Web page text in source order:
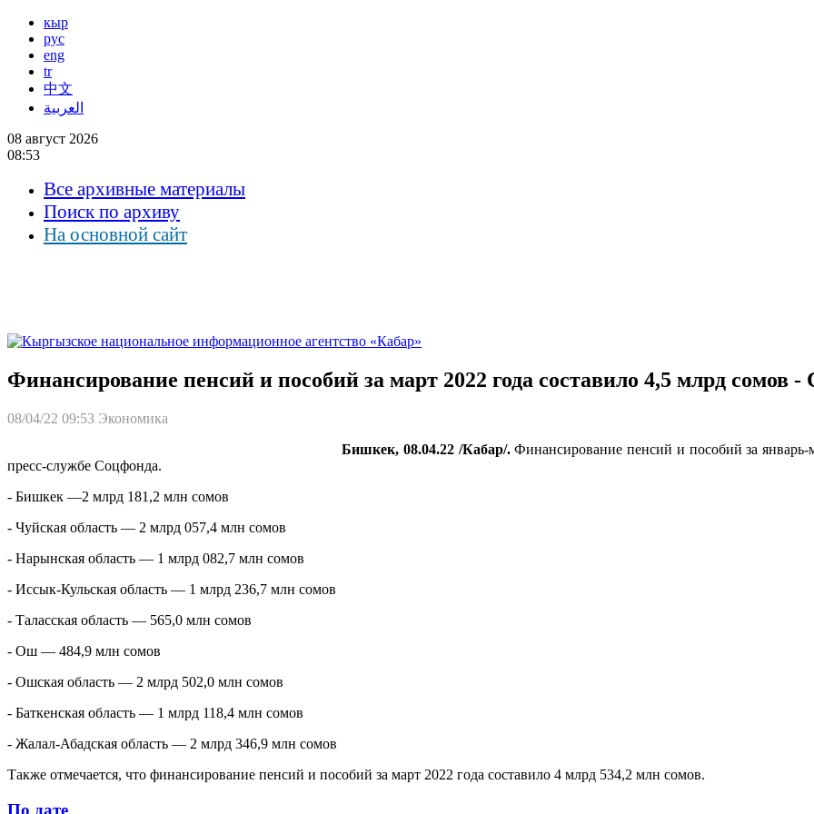
кыр
рус
eng
tr
中文
العربية
08 август 2026
08:53
Все архивные материалы
Поиск по архиву
На основной сайт
Финансирование пенсий и пособий за март 2022 года составило 4,5 млрд сомов
08/04/22 09:53 Экономика
Бишкек, 08.04.22 /Кабар/.Финансирование пенсий и пособий за
пресс-службе Соцфонда.
- Бишкек —2 млрд 181,2 млн сомов
- Чуйская область — 2 млрд 057,4 млн сомов
- Нарынская область — 1 млрд 082,7 млн сомов
- Иссык-Кульская область — 1 млрд 236,7 млн сомов
- Таласская область — 565,0 млн сомов
- Ош — 484,9 млн сомов
- Ошская область — 2 млрд 502,0 млн сомов
- Баткенская область — 1 млрд 118,4 млн сомов
- Жалал-Абадская область — 2 млрд 346,9 млн сомов
Также отмечается, что финансирование пенсий и пособий за март 2022 года составило 4 млрд 534,2 млн сомов.
По дате